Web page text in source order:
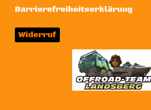
Barrierefreiheitserklärung
Widerruf